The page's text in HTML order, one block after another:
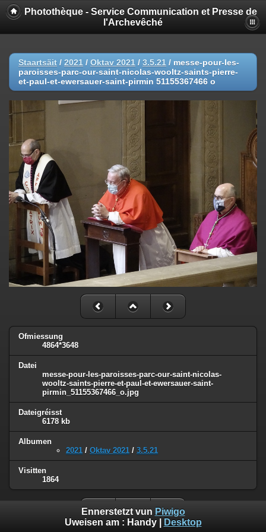
Photothèque - Service Communication et Presse de
l'Archevêché
Staartsäit / 2021 / Oktav 2021 / 3.5.21 / messe-pour-les-
paroisses-parc-our-saint-nicolas-wooltz-saints-pierre-
et-paul-et-ewersauer-saint-pirmin 51155367466 o
Ofmiessung
4864*3648
Datei
messe-pour-les-paroisses-parc-our-saint-nicolas-
wooltz-saints-pierre-et-paul-et-ewersauer-saint-
pirmin_51155367466_o.jpg
Dateigréisst
6178 kb
Albumen
2021 / Oktav 2021 / 3.5.21
Visitten
1864
Ennerstetzt vun Piwigo
Uweisen am : Handy| Desktop